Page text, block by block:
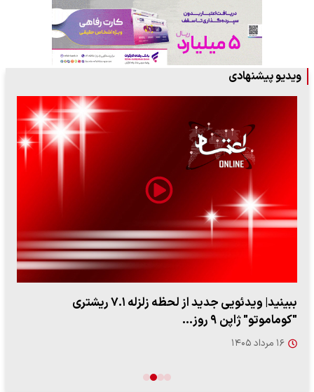
ویدیو پیشنهادی
ببینید| ویدئویی جدید از لحظه زلزله ۷.۱ ریشتری
"کوماموتو" ژاپن ۹ روز…
۱۶ مرداد ۱۴۰۵